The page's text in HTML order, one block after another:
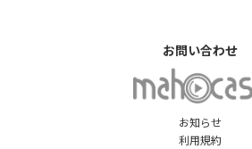
お知らせ
利用規約
お問い合わせ